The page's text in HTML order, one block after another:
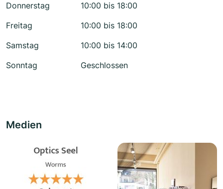
Donnerstag
10:00 bis 18:00
Freitag
10:00 bis 18:00
Samstag
10:00 bis 14:00
Sonntag
Geschlossen
Medien